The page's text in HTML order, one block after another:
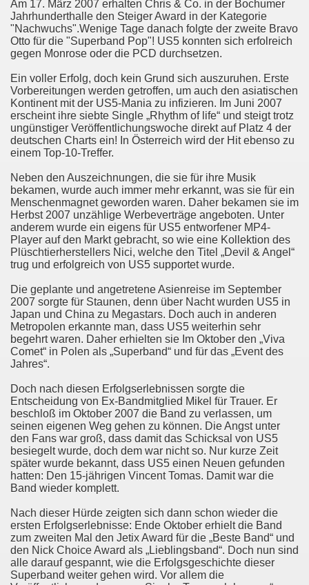
Am 17. März 2007 erhalten Chris & Co. in der Bochumer
Jahrhunderthalle den Steiger Award in der Kategorie
"Nachwuchs".Wenige Tage danach folgte der zweite Bravo
Otto für die "Superband Pop"! US5 konnten sich erfolreich
gegen Monrose oder die PCD durchsetzen.
Ein voller Erfolg, doch kein Grund sich auszuruhen. Erste
Vorbereitungen werden getroffen, um auch den asiatischen
Kontinent mit der US5-Mania zu infizieren. Im Juni 2007
erscheint ihre siebte Single „Rhythm of life“ und steigt trotz
ungünstiger Veröffentlichungswoche direkt auf Platz 4 der
deutschen Charts ein! In Österreich wird der Hit ebenso zu
einem Top-10-Treffer.
Neben den Auszeichnungen, die sie für ihre Musik
bekamen, wurde auch immer mehr erkannt, was sie für ein
Menschenmagnet geworden waren. Daher bekamen sie im
Herbst 2007 unzählige Werbeverträge angeboten. Unter
anderem wurde ein eigens für US5 entworfener MP4-
Player auf den Markt gebracht, so wie eine Kollektion des
Plüschtierherstellers Nici, welche den Titel „Devil & Angel“
trug und erfolgreich von US5 supportet wurde.
Die geplante und angetretene Asienreise im September
2007 sorgte für Staunen, denn über Nacht wurden US5 in
Japan und China zu Megastars. Doch auch in anderen
Metropolen erkannte man, dass US5 weiterhin sehr
begehrt waren. Daher erhielten sie Im Oktober den „Viva
Comet“ in Polen als „Superband“ und für das „Event des
Jahres“.
Doch nach diesen Erfolgserlebnissen sorgte die
Entscheidung von Ex-Bandmitglied Mikel für Trauer. Er
beschloß im Oktober 2007 die Band zu verlassen, um
seinen eigenen Weg gehen zu können. Die Angst unter
den Fans war groß, dass damit das Schicksal von US5
besiegelt wurde, doch dem war nicht so. Nur kurze Zeit
später wurde bekannt, dass US5 einen Neuen gefunden
hatten: Den 15-jährigen Vincent Tomas. Damit war die
Band wieder komplett.
Nach dieser Hürde zeigten sich dann schon wieder die
ersten Erfolgserlebnisse: Ende Oktober erhielt die Band
zum zweiten Mal den Jetix Award für die „Beste Band“ und
den Nick Choice Award als „Lieblingsband“. Doch nun sind
alle darauf gespannt, wie die Erfolgsgeschichte dieser
Superband weiter gehen wird. Vor allem die